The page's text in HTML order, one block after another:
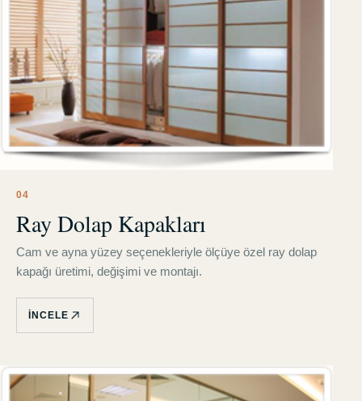
04
Ray Dolap Kapakları
Cam ve ayna yüzey seçenekleriyle ölçüye özel ray dolap
kapağı üretimi, değişimi ve montajı.
İNCELE